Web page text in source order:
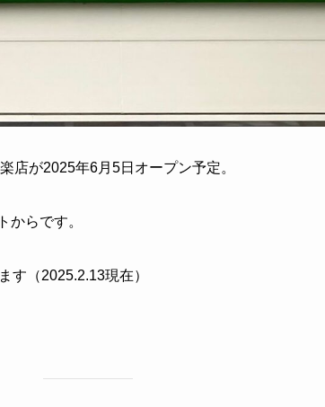
店が2025年6月5日オープン予定。
らです。
す（2025.2.13現在）